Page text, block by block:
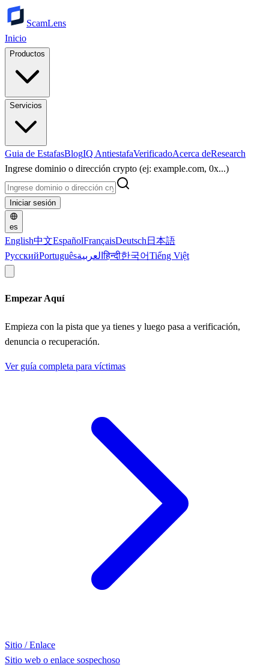
ScamLens
Inicio
Productos
Servicios
Guia de EstafasBlogIQ AntiestafaVerificadoAcerca deResearch
Ingrese dominio o dirección crypto (ej: example.com, 0x...)
Iniciar sesión
es
English中文EspañolFrançaisDeutsch 日本語
РусскийPortuguêsالعربيةहिन्दी한국어Tiếng Việt
Empezar Aquí
Empieza con la pista que ya tienes y luego pasa a verificación,
denuncia o recuperación.
Ver guía completa para víctimas
Sitio / Enlace
Sitio web o enlace sospechoso